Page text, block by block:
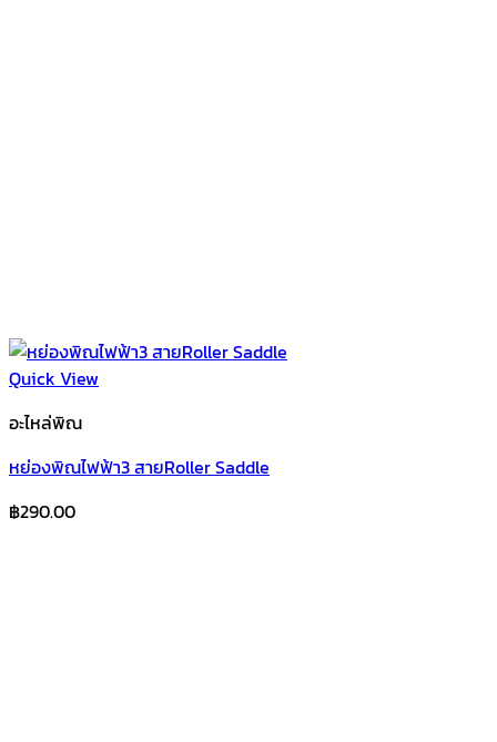
Quick View
อะไหล่พิณ
หย่องพิณไฟฟ้า3 สายRoller Saddle
฿290.00